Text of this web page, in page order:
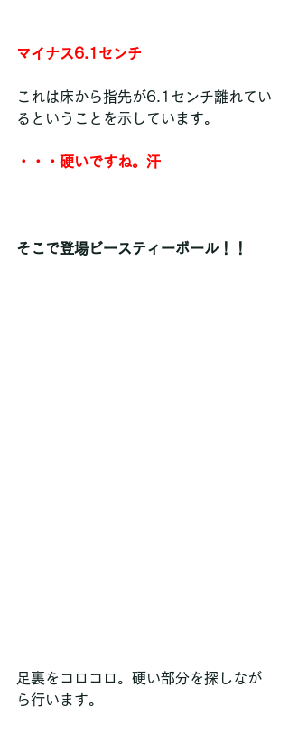
マイナス6.1センチ
これは床から指先が6.1センチ離れてい
るということを示しています。
・・・硬いですね。汗
そこで登場ビースティーボール！！
足裏をコロコロ。硬い部分を探しなが
ら行います。